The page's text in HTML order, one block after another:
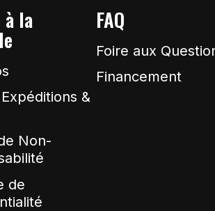
à la
&
Non-
de
FAQ
Foire aux
Financement